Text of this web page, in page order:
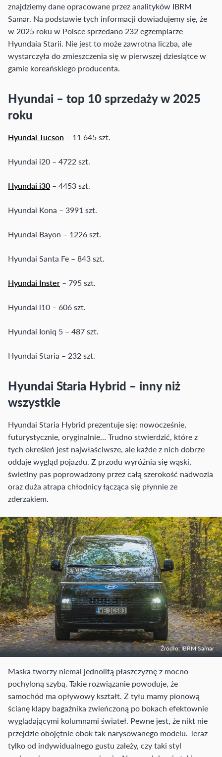
znajdziemy dane opracowane przez analityków IBRM
Samar. Na podstawie tych informacji dowiadujemy się, że
w 2025 roku w Polsce sprzedano 232 egzemplarze
Hyundaia Starii. Nie jest to może zawrotna liczba, ale
wystarczyła do zmieszczenia się w pierwszej dziesiątce w
gamie koreańskiego producenta.
Hyundai – top 10 sprzedaży w 2025
roku
Hyundai Tucson – 11 645 szt.
Hyundai i20 – 4722 szt.
Hyundai i30 – 4453 szt.
Hyundai Kona – 3991 szt.
Hyundai Bayon – 1226 szt.
Hyundai Santa Fe – 843 szt.
Hyundai Inster – 795 szt.
Hyundai i10 – 606 szt.
Hyundai Ioniq 5 – 487 szt.
Hyundai Staria – 232 szt.
Hyundai Staria Hybrid – inny niż
wszystkie
Hyundai Staria Hybrid prezentuje się: nowocześnie,
futurystycznie, oryginalnie… Trudno stwierdzić, które z
tych określeń jest najwłaściwsze, ale każde z nich dobrze
oddaje wygląd pojazdu. Z przodu wyróżnia się wąski,
świetlny pas poprowadzony przez całą szerokość nadwozia
oraz duża atrapa chłodnicy łącząca się płynnie ze
zderzakiem.
Źródło: IBRM Samar
Maska tworzy niemal jednolitą płaszczyznę z mocno
pochyloną szybą. Takie rozwiązanie powoduje, że
samochód ma opływowy kształt. Z tyłu mamy pionową
ścianę klapy bagażnika zwieńczoną po bokach efektownie
wyglądającymi kolumnami świateł. Pewne jest, że nikt nie
przejdzie obojętnie obok tak narysowanego modelu. Teraz
tylko od indywidualnego gustu zależy, czy taki styl